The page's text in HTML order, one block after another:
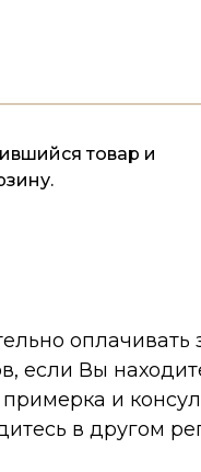
товар и
если Вы
примерка и
в другом